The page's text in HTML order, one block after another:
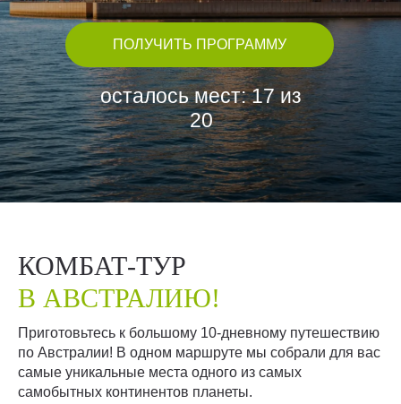
ПОЛУЧИТЬ ПРОГРАММУ
осталось мест: 17 из
20
КОМБАТ-ТУР
В АВСТРАЛИЮ!
Приготовьтесь к большому 10-дневному путешествию
по Австралии! В одном маршруте мы собрали для вас
самые уникальные места одного из самых
самобытных континентов планеты.